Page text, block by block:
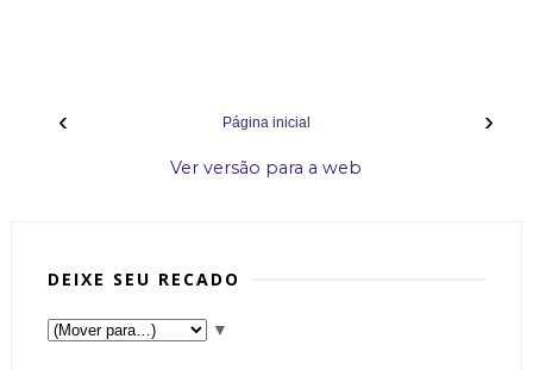
‹ ›
Página inicial
Ver versão para a web
DEIXE SEU RECADO
▼